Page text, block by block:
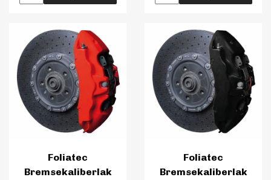
Foliatec
Bremsekaliberlak
Foliatec
Bremsekaliberlak